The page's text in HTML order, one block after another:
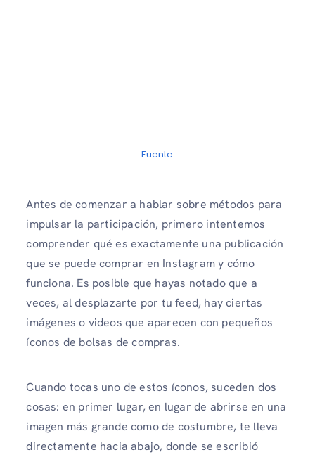
Fuente
Antes de comenzar a hablar sobre métodos para
impulsar la participación, primero intentemos
comprender qué es exactamente una publicación
que se puede comprar en Instagram y cómo
funciona. Es posible que hayas notado que a
veces, al desplazarte por tu feed, hay ciertas
imágenes o videos que aparecen con pequeños
íconos de bolsas de compras.
Cuando tocas uno de estos íconos, suceden dos
cosas: en primer lugar, en lugar de abrirse en una
imagen más grande como de costumbre, te lleva
directamente hacia abajo, donde se escribió